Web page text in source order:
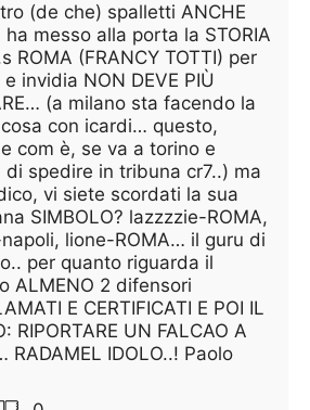
(de che) spalletti ANCHE
ha messo alla porta la STORIA
ROMA (FRANCY TOTTI) per
invidia NON DEVE PIÙ
(a milano sta facendo la
con icardi… questo,
com è, se va a torino e
di spedire in tribuna cr7..) ma
vi siete scordati la sua
SIMBOLO? lazzzzie-ROMA,
lione-ROMA… il guru di
per quanto riguarda il
ALMENO 2 difensori
E CERTIFICATI E POI IL
RIPORTARE UN FALCAO A
RADAMEL IDOLO..! Paolo